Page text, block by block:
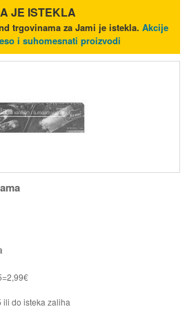
JE ISTEKLA
trgovinama za Jami je istekla. Akcije
i suhomesnati proizvodi
ili do isteka zaliha